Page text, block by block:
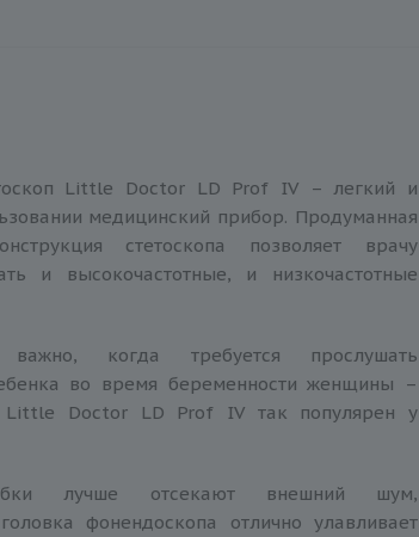
Little Doctor LD Prof IV – легкий и
медицинский прибор. Продуманная
стетоскопа позволяет врачу
и высокочастотные, и низкочастотные
когда требуется прослушать
во время беременности женщины –
Little Doctor LD Prof IV так популярен у
лучше отсекают внешний шум,
фонендоскопа отлично улавливает